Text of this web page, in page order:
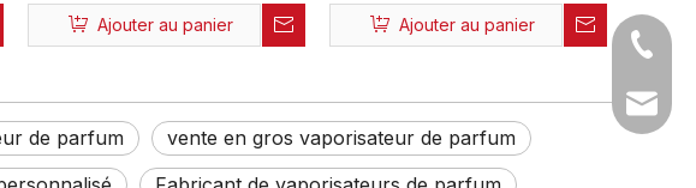
atomiseur de parfum
pulvérisateur de voyage
Ajouter au panier
bouteilles de pulvérisation de
en gros, 20ml, 10ml
Ajouter au panier
de parfum
vente en gros vaporisateur de parfum
+86-